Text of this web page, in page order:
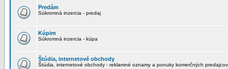
Predám
Súkromná inzercia - predaj
Kúpim
Súkromná inzercia - kúpa
Štúdia, internetové obchody
Štúdia, internetové obchody - reklamné oznamy a ponuky komerčných predajcov